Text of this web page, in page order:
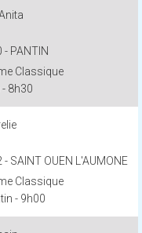
PANTIN
Classique
8h30
SAINT OUEN L'AUMONE
Classique
- 9h00